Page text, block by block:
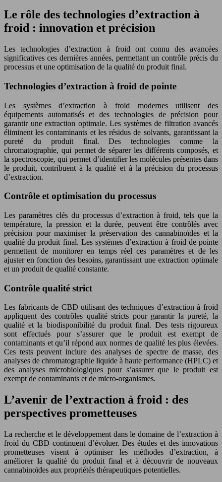
Le rôle des technologies d’extraction à
froid : innovation et précision
Les technologies d’extraction à froid ont connu des avancées
significatives ces dernières années, permettant un contrôle précis du
processus et une optimisation de la qualité du produit final.
Technologies d’extraction à froid de pointe
Les systèmes d’extraction à froid modernes utilisent des
équipements automatisés et des technologies de précision pour
garantir une extraction optimale. Les systèmes de filtration avancés
éliminent les contaminants et les résidus de solvants, garantissant la
pureté du produit final. Des technologies comme la
chromatographie, qui permet de séparer les différents composés, et
la spectroscopie, qui permet d’identifier les molécules présentes dans
le produit, contribuent à la qualité et à la précision du processus
d’extraction.
Contrôle et optimisation du processus
Les paramètres clés du processus d’extraction à froid, tels que la
température, la pression et la durée, peuvent être contrôlés avec
précision pour maximiser la préservation des cannabinoïdes et la
qualité du produit final. Les systèmes d’extraction à froid de pointe
permettent de monitorer en temps réel ces paramètres et de les
ajuster en fonction des besoins, garantissant une extraction optimale
et un produit de qualité constante.
Contrôle qualité strict
Les fabricants de CBD utilisant des techniques d’extraction à froid
appliquent des contrôles qualité stricts pour garantir la pureté, la
qualité et la biodisponibilité du produit final. Des tests rigoureux
sont effectués pour s’assurer que le produit est exempt de
contaminants et qu’il répond aux normes de qualité les plus élevées.
Ces tests peuvent inclure des analyses de spectre de masse, des
analyses de chromatographie liquide à haute performance (HPLC) et
des analyses microbiologiques pour s’assurer que le produit est
exempt de contaminants et de micro-organismes.
L’avenir de l’extraction à froid : des
perspectives prometteuses
La recherche et le développement dans le domaine de l’extraction à
froid du CBD continuent d’évoluer. Des études et des innovations
prometteuses visent à optimiser les méthodes d’extraction, à
améliorer la qualité du produit final et à découvrir de nouveaux
cannabinoïdes aux propriétés thérapeutiques potentielles.